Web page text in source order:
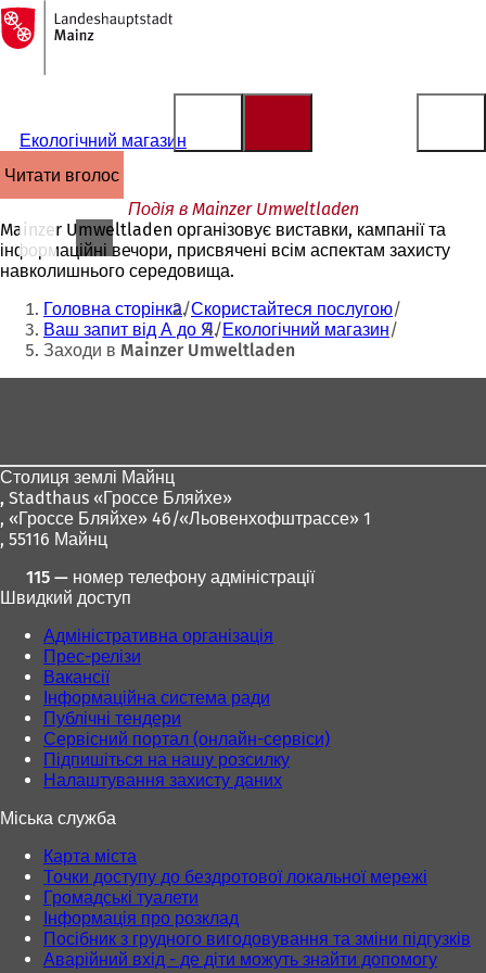
Перейти до змісту
На
головну
сторінку
Екологічний магазин
читати вголос
Подія в Mainzer Umweltladen
Mainzer Umweltladen організовує виставки, кампанії та
інформаційні вечори, присвячені всім аспектам захисту
навколишнього середовища.
Ти
тут:
Головна сторінка Скористайтеся послугою
Ваш запит від А до Я Екологічний магазин
Заходи в Mainzer Umweltladen
Столиця землі Майнц
, Stadthaus «Гроссе Бляйхе»
, «Гроссе Бляйхе» 46/«Льовенхофштрассе» 1
, 55116 Майнц
115 — номер телефону адміністрації
Швидкий доступ
Адміністративна організація
Прес-релізи
Вакансії
Інформаційна система ради
Публічні тендери
Сервісний портал (онлайн-сервіси)
Підпишіться на нашу розсилку
Налаштування захисту даних
Міська служба
Карта міста
Точки доступу до бездротової локальної мережі
Громадські туалети
Інформація про розклад
Посібник з грудного вигодовування та зміни підгузків
Аварійний вхід - де діти можуть знайти допомогу